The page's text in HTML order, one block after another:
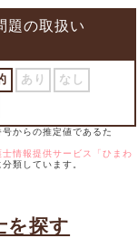
題の取扱い
あり
なし
からの推定値であるた
情報提供サービス「ひまわ
類しています。
を探す